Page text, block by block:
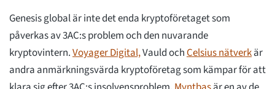
Genesis global är inte det enda kryptoföretaget som
påverkas av 3AC:s problem och den nuvarande
kryptovintern.Voyager Digital,Vauld ochCelsius nätverkär
andra anmärkningsvärda kryptoföretag som kämpar för att